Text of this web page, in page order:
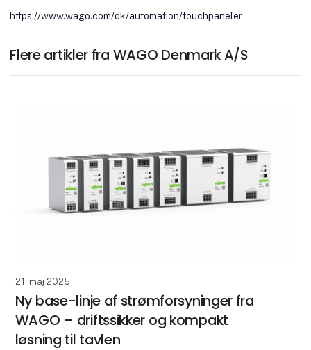
https://www.wago.com/dk/automation/touchpaneler
Flere artikler fra WAGO Denmark A/S
21. maj 2025
Ny base-linje af strømforsyninger fra
WAGO – driftssikker og kompakt
løsning til tavlen